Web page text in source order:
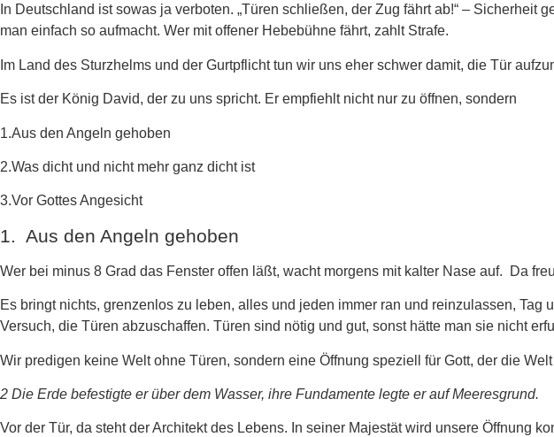
In Deutschland ist sowas ja verboten. „Türen schließen, der Zug fährt ab!“ –
man einfach so aufmacht. Wer mit offener Hebebühne fährt, zahlt Strafe.
Im Land des Sturzhelms und der Gurtpflicht tun wir uns eher schwer damit, die Tür
Es ist der König David, der zu uns spricht. Er empfiehlt nicht nur zu öffnen, sondern
1.Aus den Angeln gehoben
2.Was dicht und nicht mehr ganz dicht ist
3.Vor Gottes Angesicht
1. Aus den Angeln gehoben
Wer bei minus 8 Grad das Fenster offen läßt, wacht morgens mit kalter Nase auf. Da
Es bringt nichts, grenzenlos zu leben, alles und jeden immer ran und reinzulassen,
Versuch, die Türen abzuschaffen. Türen sind nötig und gut, sonst hätte man sie nicht
Wir predigen keine Welt ohne Türen, sondern eine Öffnung speziell für Gott, der die
2 Die Erde befestigte er über dem Wasser, ihre Fundamente legte er auf Meeresgrund.
Vor der Tür, da steht der Architekt des Lebens. In seiner Majestät wird unsere Öffnung